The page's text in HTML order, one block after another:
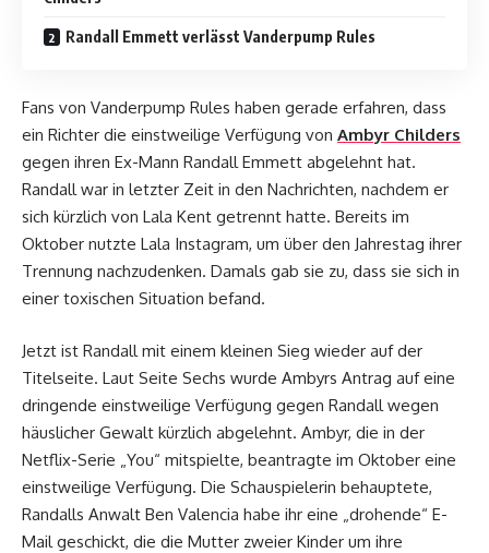
Randall Emmett verlässt Vanderpump Rules
Fans von Vanderpump Rules haben gerade erfahren, dass
ein Richter die einstweilige Verfügung von Ambyr Childers
gegen ihren Ex-Mann Randall Emmett abgelehnt hat.
Randall war in letzter Zeit in den Nachrichten, nachdem er
sich kürzlich von Lala Kent getrennt hatte. Bereits im
Oktober nutzte Lala Instagram, um über den Jahrestag ihrer
Trennung nachzudenken. Damals gab sie zu, dass sie sich in
einer toxischen Situation befand.
Jetzt ist Randall mit einem kleinen Sieg wieder auf der
Titelseite. Laut Seite Sechs wurde Ambyrs Antrag auf eine
dringende einstweilige Verfügung gegen Randall wegen
häuslicher Gewalt kürzlich abgelehnt. Ambyr, die in der
Netflix-Serie „You“ mitspielte, beantragte im Oktober eine
einstweilige Verfügung. Die Schauspielerin behauptete,
Randalls Anwalt Ben Valencia habe ihr eine „drohende“ E-
Mail geschickt, die die Mutter zweier Kinder um ihre